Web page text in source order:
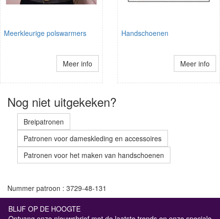
Meerkleurige polswarmers
Meer info
Handschoenen
Meer info
Nog niet uitgekeken?
Breipatronen
Patronen voor dameskleding en accessoires
Patronen voor het maken van handschoenen
Nummer patroon : 3729-48-131
BLIJF OP DE HOOGTE